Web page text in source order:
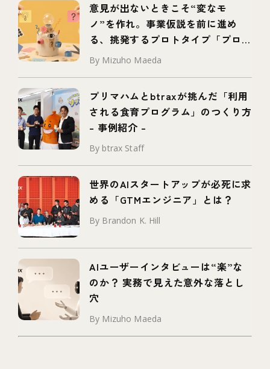
意見が出ないときこそ“変なモ
ノ”を作れ。事業仮説を前に進め
る、挑発するプロトタイプ「プロボ
タイプ」とは
By Mizuho Maeda
プリマハムとbtraxが挑んだ「利用
される食育プログラム」のつくり方
– 事例紹介 –
By btrax Staff
世界のAIスタートアップが必死に求
める「GTMエンジニア」とは？
By Brandon K. Hill
AIユーザーインタビューは“楽”な
のか？ 実務で見えた意外な落とし
穴
By Mizuho Maeda